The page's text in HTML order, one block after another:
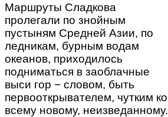
Маршруты Сладкова
пролегали по знойным
пустыням Средней Азии, по
ледникам, бурным водам
океанов, приходилось
подниматься в заоблачные
выси гор − словом, быть
первооткрывателем, чутким ко
всему новому, неизведанному.